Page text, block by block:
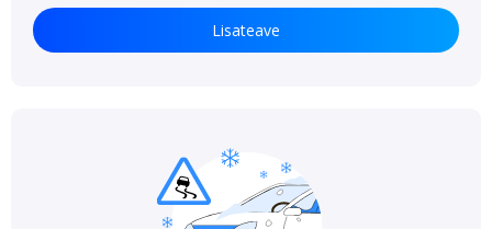
Lisateave